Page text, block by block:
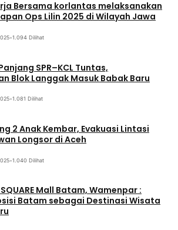
Bersama korlantas melaksanakan
Ops Lilin 2025 di Wilayah Jawa
•1.094 Dilihat
SPR–KCL Tuntas,
Blok Langgak Masuk Babak Baru
•1.081 Dilihat
2 Anak Kembar, Evakuasi Lintasi
Longsor di Aceh
•1.040 Dilihat
Mall Batam, Wamenpar :
Batam sebagai Destinasi Wisata